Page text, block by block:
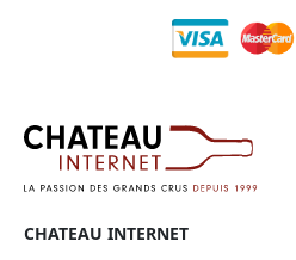
CHATEAU INTERNET